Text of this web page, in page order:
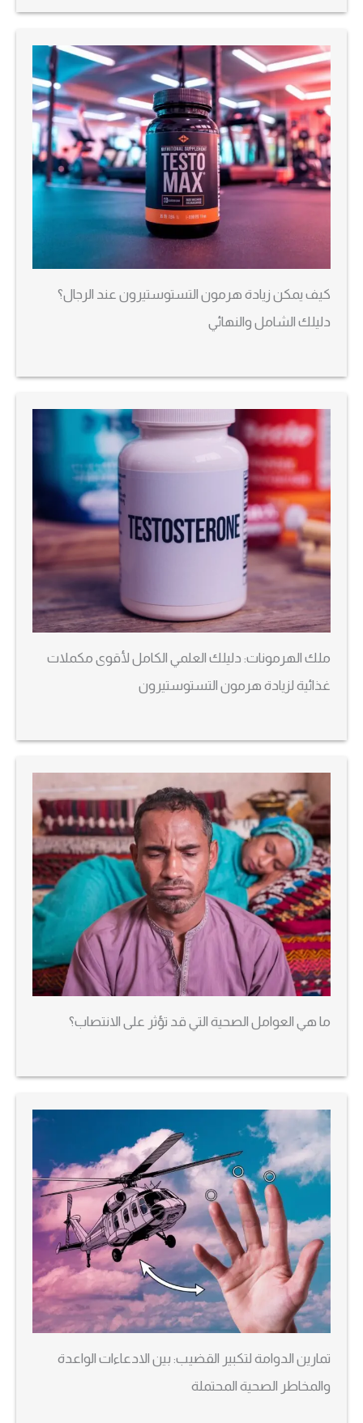
كيف يمكن زيادة هرمون التستوستيرون عند الرجال؟
دليلك الشامل والنهائي
ملك الهرمونات: دليلك العلمي الكامل لأقوى مكملات
غذائية لزيادة هرمون التستوستيرون
ما هي العوامل الصحية التي قد تؤثر على الانتصاب؟
تمارين الدوامة لتكبير القضيب: بين الادعاءات الواعدة
والمخاطر الصحية المحتملة